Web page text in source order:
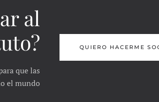
al
que las
el mundo
QUIERO HACERME